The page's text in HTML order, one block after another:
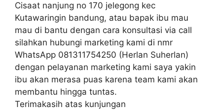
Cisaat nanjung no 170 jelegong kec
Kutawaringin bandung, atau bapak ibu mau
mau di bantu dengan cara konsultasi via call
silahkan hubungi marketing kami di nmr
WhatsApp 081311754250 (Herlan Suherlan)
dengan pelayanan marketing kami saya yakin
ibu akan merasa puas karena team kami akan
membantu hingga tuntas.
Terimakasih atas kunjungan